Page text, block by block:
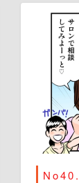
No40.